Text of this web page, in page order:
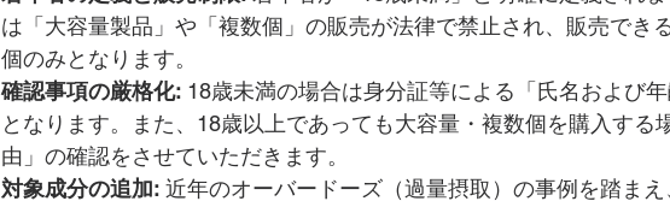
は「大容量製品」や「複数個」の販売が法律で禁止され、販売でき
個のみとなります。
確認事項の厳格化: 18歳未満の場合は身分証等による「氏名および
となります。また、18歳以上であっても大容量・複数個を購入する
由」の確認をさせていただきます。
対象成分の追加: 近年のオーバードーズ（過量摂取）の事例を踏ま